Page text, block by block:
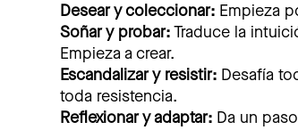
Desear y coleccionar: Empieza
Soñar y probar: Traduce la
Empieza a crear.
Escandalizar y resistir: Desafía
toda resistencia.
Reflexionar y adaptar: Da un